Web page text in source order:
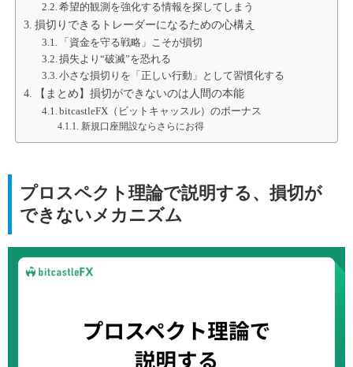
希望的観測を強化する情報を探してしまう
損切りできるトレーダーになるための心構え
「資金を守る戦略」こそが損切
損失より“破滅”を恐れる
小さな損切りを「正しい行動」として習慣化する
【まとめ】損切ができないのは人間の本能
bitcastleFX（ビットキャッスル）のボーナス
新規口座開設ならさらにお得
プロスペクト理論で説明する、 損切が
できないメカニズム